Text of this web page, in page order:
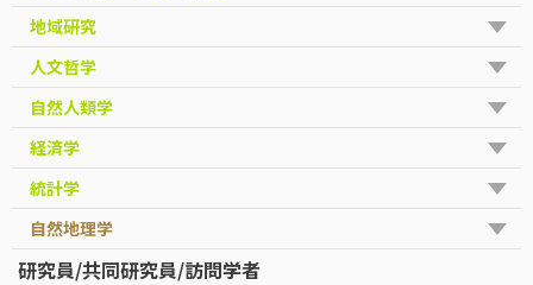
地域研究
人文哲学
自然人類学
経済学
統計学
自然地理学
研究員/共同研究員/訪問学者